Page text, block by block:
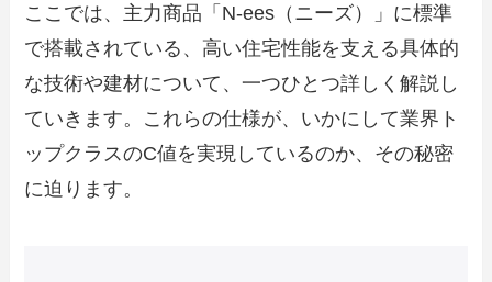
ここでは、主力商品「N-ees（ニーズ）」に標準
で搭載されている、高い住宅性能を支える具体的
な技術や建材について、一つひとつ詳しく解説し
ていきます。これらの仕様が、いかにして業界ト
ップクラスのC値を実現しているのか、その秘密
に迫ります。